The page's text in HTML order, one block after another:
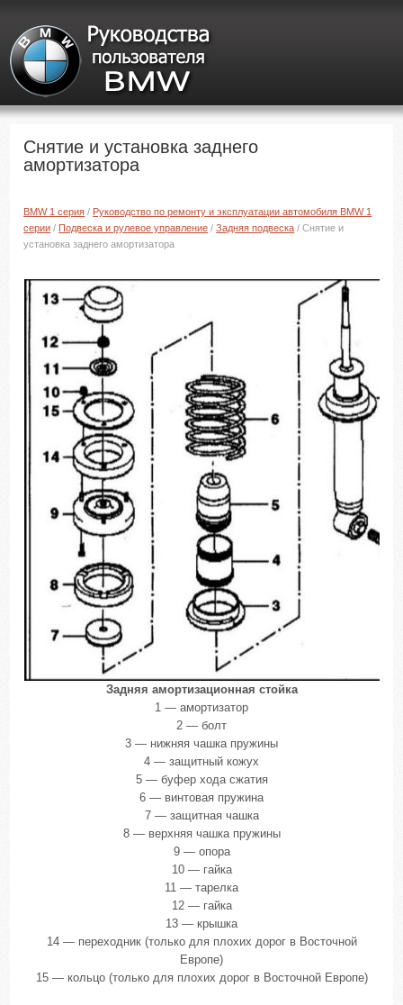
Снятие и установка заднего
амортизатора
BMW 1 серия / Руководство по ремонту и эксплуатации автомобиля BMW 1
серии / Подвеска и рулевое управление /Задняя подвеска / Снятие и
установка заднего амортизатора
Задняя амортизационная стойка
1 — амортизатор
2 — болт
3 — нижняя чашка пружины
4 — защитный кожух
5 — буфер хода сжатия
6 — винтовая пружина
7 — защитная чашка
8 — верхняя чашка пружины
9 — опора
10 — гайка
11 — тарелка
12 — гайка
13 — крышка
14 — переходник (только для плохих дорог в Восточной
Европе)
15 — кольцо (только для плохих дорог в Восточной Европе)